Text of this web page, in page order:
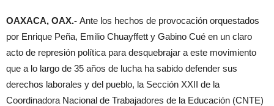
OAXACA, OAX.- Ante los hechos de provocación orquestados
por Enrique Peña, Emilio Chuayffett y Gabino Cué en un claro
acto de represión política para desquebrajar a este movimiento
que a lo largo de 35 años de lucha ha sabido defender sus
derechos laborales y del pueblo, la Sección XXII de la
Coordinadora Nacional de Trabajadores de la Educación (CNTE)